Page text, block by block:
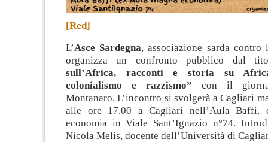
[Red]
L’Asce Sardegna, associazione sarda contro
organizza un confronto pubblico dal
sull’Africa, racconti e storia su
colonialismo e razzismo” con il
Montanaro. L’incontro si svolgerà a Cagliari
alle ore 17.00 a Cagliari nell’Aula Baffi,
economia in Viale Sant’Ignazio n°74.
Nicola Melis, docente dell’Università di